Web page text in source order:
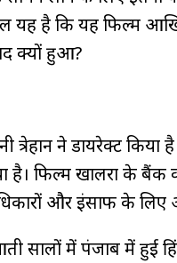
यह है कि यह फिल्म
क्यों हुआ?
त्रेहान ने डायरेक्ट
है। फिल्म खालरा के
और इंसाफ के लिए
सालों में पंजाब में हुई